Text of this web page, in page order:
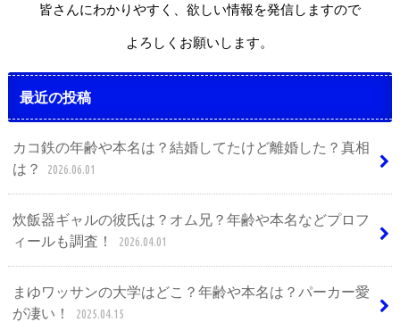
皆さんにわかりやすく、欲しい情報を発信しますので
よろしくお願いします。
最近の投稿
カコ鉄の年齢や本名は？結婚してたけど離婚した？真相
は？
2026.06.01
炊飯器ギャルの彼氏は？オム兄？年齢や本名などプロフ
ィールも調査！
2026.04.01
まゆワッサンの大学はどこ？年齢や本名は？パーカー愛
が凄い！
2025.04.15